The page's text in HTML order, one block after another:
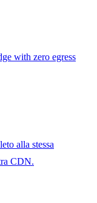
with zero egress
alla stessa
CDN.